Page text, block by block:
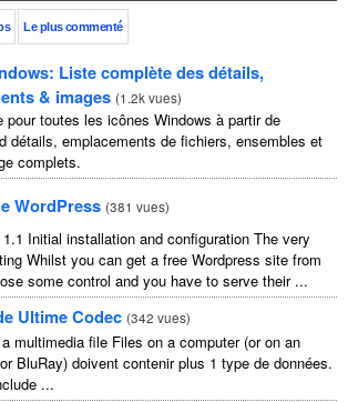
Le plus commenté
Liste complète des détails,
& images (1.2k vues)
pour toutes les icônes Windows à partir de
détails, emplacements de fichiers, ensembles et
complets.
WordPress (381 vues)
Initial installation and configuration The very
Whilst you can get a free Wordpress site from
some control and you have to serve their...
Ultime Codec (342 vues)
multimedia file Files on a computer(or on an
BluRay) doivent contenir plus 1 type de données.
...